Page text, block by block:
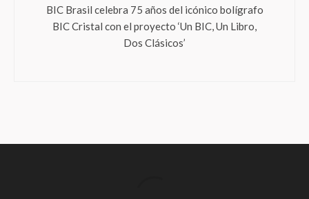
BIC Brasil celebra 75 años del icónico bolígrafo
BIC Cristal con el proyecto ‘Un BIC, Un Libro,
Dos Clásicos’